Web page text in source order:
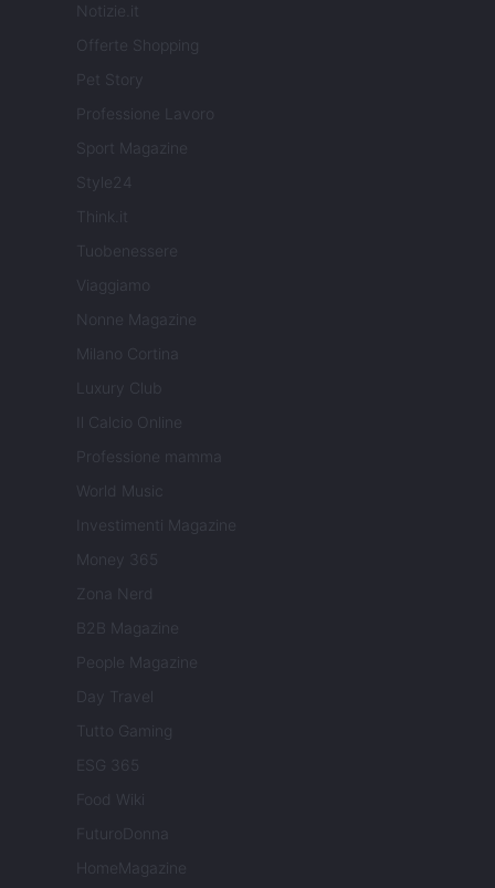
Notizie.it
Offerte Shopping
Pet Story
Professione Lavoro
Sport Magazine
Style24
Think.it
Tuobenessere
Viaggiamo
Nonne Magazine
Milano Cortina
Luxury Club
Il Calcio Online
Professione mamma
World Music
Investimenti Magazine
Money 365
Zona Nerd
B2B Magazine
People Magazine
Day Travel
Tutto Gaming
ESG 365
Food Wiki
FuturoDonna
HomeMagazine